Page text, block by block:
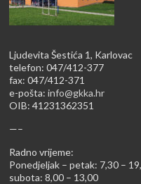
Ljudevita Šestića 1, Karlovac
telefon: 047/412-377
fax: 047/412-371
e-pošta:info@gkka.hr
OIB: 41231362351
—–
Radno vrijeme:
Ponedjeljak – petak: 7,30 –
subota: 8,00 – 13,00